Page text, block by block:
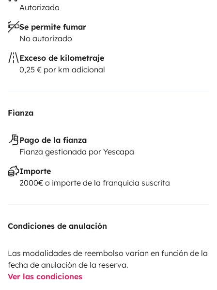
Autorizado
Se permite fumar
No autorizado
Exceso de kilometraje
0,25 € por km adicional
Fianza
Pago de la fianza
Fianza gestionada por Yescapa
Importe
2000€ o importe de la franquicia suscrita
Condiciones de anulación
Las modalidades de reembolso varían en función de la
fecha de anulación de la reserva.
Ver las condiciones